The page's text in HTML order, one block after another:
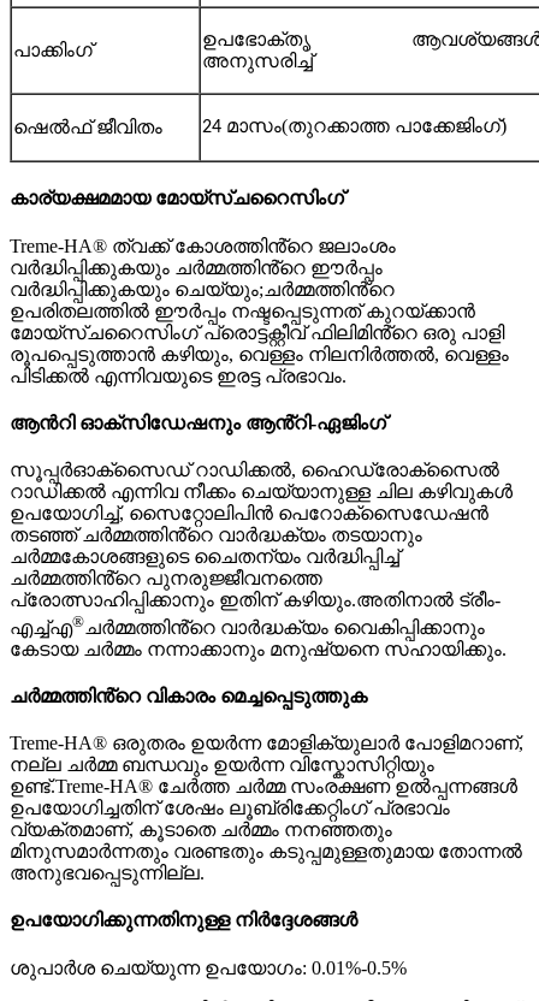
പാക്കിംഗ്
ഉപഭോക്തൃ
അനുസരിച്ച്
ഷെൽഫ് ജീവിതം 24 മാസം(തുറക്കാത്ത പാക്കേജിംഗ്)
കാര്യക്ഷമമായ മോയ്സ്ചറൈസിംഗ്
Treme-HA® ത്വക്ക് കോശത്തിൻ്റെ ജലാംശം
വർദ്ധിപ്പിക്കുകയും ചർമ്മത്തിൻ്റെ ഈർപ്പം
വർദ്ധിപ്പിക്കുകയും ചെയ്യും;ചർമ്മത്തിൻ്റെ
ഉപരിതലത്തിൽ ഈർപ്പം നഷ്ടപ്പെടുന്നത് കുറയ്ക്കാൻ
മോയ്സ്ചറൈസിംഗ് പ്രൊട്ടക്റ്റീവ് ഫിലിമിൻ്റെ ഒരു പാളി
രൂപപ്പെടുത്താൻ കഴിയും, വെള്ളം നിലനിർത്തൽ, വെള്ളം
പിടിക്കൽ എന്നിവയുടെ ഇരട്ട പ്രഭാവം.
ആൻറി ഓക്സിഡേഷനും ആൻ്റി-ഏജിംഗ്
സൂപ്പർഓക്സൈഡ് റാഡിക്കൽ, ഹൈഡ്രോക്സൈൽ
റാഡിക്കൽ എന്നിവ നീക്കം ചെയ്യാനുള്ള ചില കഴിവുകൾ
ഉപയോഗിച്ച്, സൈറ്റോലിപിൻ പെറോക്സൈഡേഷൻ
തടഞ്ഞ് ചർമ്മത്തിൻ്റെ വാർദ്ധക്യം തടയാനും
ചർമ്മകോശങ്ങളുടെ ചൈതന്യം വർദ്ധിപ്പിച്ച്
ചർമ്മത്തിൻ്റെ പുനരുജ്ജീവനത്തെ
പ്രോത്സാഹിപ്പിക്കാനും ഇതിന് കഴിയും.അതിനാൽ ട്രീം-
എച്ച്എ® ചർമ്മത്തിൻ്റെ വാർദ്ധക്യം വൈകിപ്പിക്കാനും
കേടായ ചർമ്മം നന്നാക്കാനും മനുഷ്യനെ സഹായിക്കും.
ചർമ്മത്തിൻ്റെ വികാരം മെച്ചപ്പെടുത്തുക
Treme-HA® ഒരുതരം ഉയർന്ന മോളിക്യുലാർ പോളിമറാണ്,
നല്ല ചർമ്മ ബന്ധവും ഉയർന്ന വിസ്കോസിറ്റിയും
ഉണ്ട്.Treme-HA® ചേർത്ത ചർമ്മ സംരക്ഷണ ഉൽപ്പന്നങ്ങൾ
ഉപയോഗിച്ചതിന് ശേഷം ലൂബ്രിക്കേറ്റിംഗ് പ്രഭാവം
വ്യക്തമാണ്, കൂടാതെ ചർമ്മം നനഞ്ഞതും
മിനുസമാർന്നതും വരണ്ടതും കടുപ്പമുള്ളതുമായ തോന്നൽ
അനുഭവപ്പെടുന്നില്ല.
ഉപയോഗിക്കുന്നതിനുള്ള നിർദ്ദേശങ്ങൾ
ശുപാർശ ചെയ്യുന്ന ഉപയോഗം: 0.01%-0.5%